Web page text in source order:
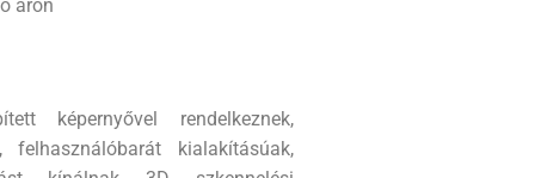
áron
képernyővel rendelkeznek,
kialakításúak,